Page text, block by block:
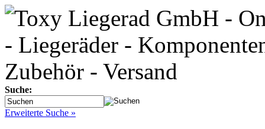
Suche:
Erweiterte Suche »